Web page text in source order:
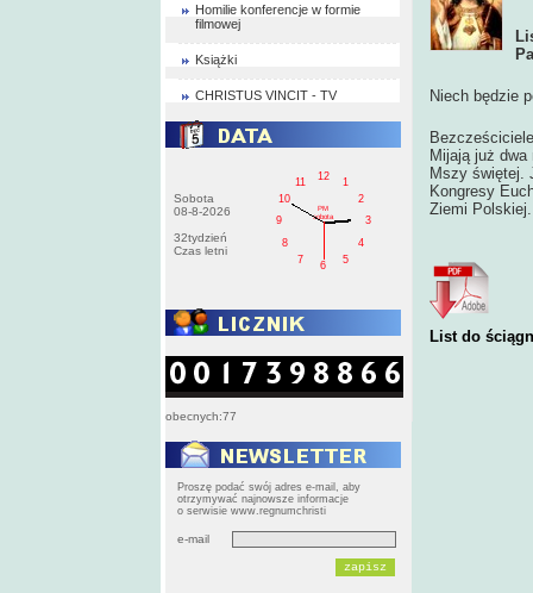
Homilie konferencje w formie
filmowej
Książki
CHRISTUS VINCIT - TV
Sobota
08-8-2026
32tydzień
Czas letni
1
2
3
4
5
6
7
8
9
10
11
12
PM
sobota
obecnych:77
Proszę podać swój adres e-mail, aby
otrzymywać najnowsze informacje
o serwisie www.regnumchristi
e-mail
Niech będzie
Mijają już
Mszy świętej.
Kongresy
Ziemi
List do